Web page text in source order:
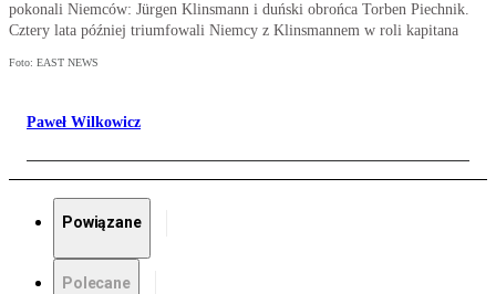
pokonali Niemców: Jürgen Klinsmann i duński obrońca Torben Piechnik.
Cztery lata później triumfowali Niemcy z Klinsmannem w roli kapitana
Foto: EAST NEWS
Paweł Wilkowicz
Powiązane
Polecane